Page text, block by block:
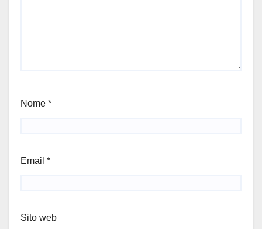
Nome *
Email *
Sito web